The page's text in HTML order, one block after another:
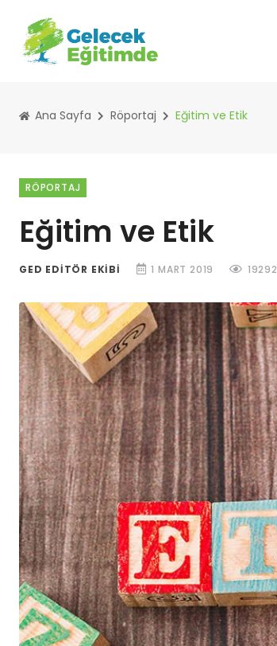
Ana Sayfa Röportaj Eğitim ve Etik
RÖPORTAJ
Eğitim ve Etik
GED EDITÖR EKIBI 1 MART 2019 19292